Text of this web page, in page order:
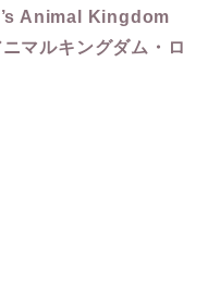
Animal Kingdom
マルキングダム・ロ